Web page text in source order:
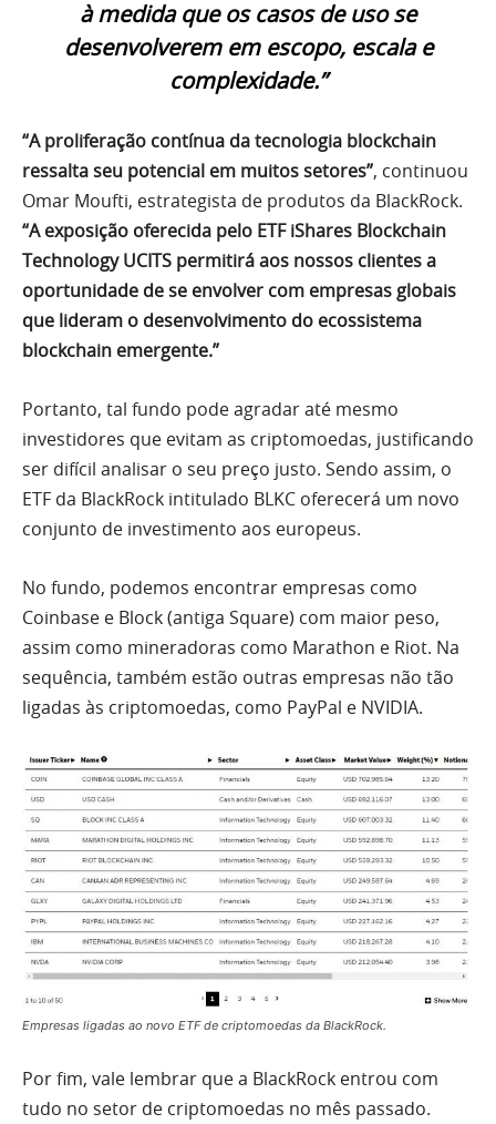
à medida que os casos de uso se
desenvolverem em escopo, escala e
complexidade.”
“A proliferação contínua da tecnologia blockchain
ressalta seu potencial em muitos setores”, continuou
Omar Moufti, estrategista de produtos da BlackRock.
“A exposição oferecida pelo ETF iShares Blockchain
Technology UCITS permitirá aos nossos clientes a
oportunidade de se envolver com empresas globais
que lideram o desenvolvimento do ecossistema
blockchain emergente.”
Portanto, tal fundo pode agradar até mesmo
investidores que evitam as criptomoedas, justificando
ser difícil analisar o seu preço justo. Sendo assim, o
ETF da BlackRock intitulado BLKC oferecerá um novo
conjunto de investimento aos europeus.
No fundo, podemos encontrar empresas como
Coinbase e Block (antiga Square) com maior peso,
assim como mineradoras como Marathon e Riot. Na
sequência, também estão outras empresas não tão
ligadas às criptomoedas, como PayPal e NVIDIA.
Empresas ligadas ao novo ETF de criptomoedas da BlackRock.
Por fim, vale lembrar que a BlackRock entrou com
tudo no setor de criptomoedas no mês passado.